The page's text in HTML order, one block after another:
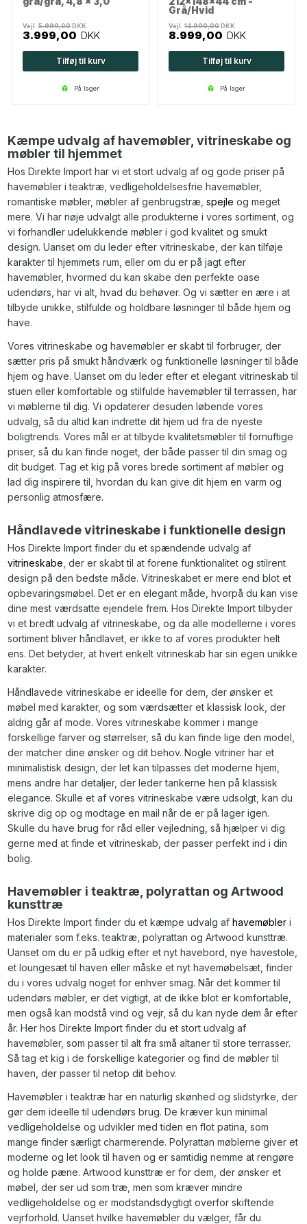
Vejl.5.999,00DKK
3.999,00 DKK
Tilføj til kurv
på lager
Grå/Hvid
Vejl.14.999,00DKK
8.999,00 DKK
Tilføj til kurv
på lager
Kæmpe udvalg af havemøbler, vitrineskabe og
møbler til hjemmet
Hos Direkte Import har vi et stort udvalg af og gode priser på
havemøbler i teaktræ, vedligeholdelsesfrie havemøbler,
romantiske møbler, møbler af genbrugstræ,spejle og meget
mere. Vi har nøje udvalgt alle produkterne i vores sortiment, og
vi forhandler udelukkende møbler i god kvalitet og smukt
design. Uanset om du leder efter vitrineskabe, der kan tilføje
karakter til hjemmets rum, eller om du er på jagt efter
havemøbler, hvormed du kan skabe den perfekte oase
udendørs, har vi alt, hvad du behøver. Og vi sætter en ære i at
tilbyde unikke, stilfulde og holdbare løsninger til både hjem og
have.
Vores vitrineskabe og havemøbler er skabt til forbruger, der
sætter pris på smukt håndværk og funktionelle løsninger til både
hjem og have. Uanset om du leder efter et elegant vitrineskab til
stuen eller komfortable og stilfulde havemøbler til terrassen, har
vi møblerne til dig. Vi opdaterer desuden løbende vores
udvalg, så du altid kan indrette dit hjem ud fra de nyeste
boligtrends. Vores mål er at tilbyde kvalitetsmøbler til fornuftige
priser, så du kan finde noget, der både passer til din smag og
dit budget. Tag et kig på vores brede sortiment af møbler og
lad dig inspirere til, hvordan du kan give dit hjem en varm og
personlig atmosfære.
Håndlavede vitrineskabe i funktionelle design
Hos Direkte Import finder du et spændende udvalg af
vitrineskabe , der er skabt til at forene funktionalitet og stilrent
design på den bedste måde. Vitrineskabet er mere end blot et
opbevaringsmøbel. Det er en elegant måde, hvorpå du kan vise
dine mest værdsatte ejendele frem. Hos Direkte Import tilbyder
vi et bredt udvalg af vitrineskabe, og da alle modellerne i vores
sortiment bliver håndlavet, er ikke to af vores produkter helt
ens. Det betyder, at hvert enkelt vitrineskab har sin egen unikke
karakter.
Håndlavede vitrineskabe er ideelle for dem, der ønsker et
møbel med karakter, og som værdsætter et klassisk look, der
aldrig går af mode. Vores vitrineskabe kommer i mange
forskellige farver og størrelser, så du kan finde lige den model,
der matcher dine ønsker og dit behov. Nogle vitriner har et
minimalistisk design, der let kan tilpasses det moderne hjem,
mens andre har detaljer, der leder tankerne hen på klassisk
elegance. Skulle et af vores vitrineskabe være udsolgt, kan du
skrive dig op og modtage en mail når de er på lager igen.
Skulle du have brug for råd eller vejledning, så hjælper vi dig
gerne med at finde et vitrineskab, der passer perfekt ind i din
bolig.
Havemøbler i teaktræ, polyrattan og Artwood
kunsttræ
Hos Direkte Import finder du et kæmpe udvalg afhavemøbler i
materialer som f.eks. teaktræ, polyrattan og Artwood kunsttræ.
Uanset om du er på udkig efter et nyt havebord, nye havestole,
et loungesæt til haven eller måske et nyt havemøbelsæt, finder
du i vores udvalg noget for enhver smag. Når det kommer til
udendørs møbler, er det vigtigt, at de ikke blot er komfortable,
men også kan modstå vind og vejr, så du kan nyde dem år efter
år. Her hos Direkte Import finder du et stort udvalg af
havemøbler, som passer til alt fra små altaner til store terrasser.
Så tag et kig i de forskellige kategorier og find de møbler til
haven, der passer til netop dit behov.
Havemøbler i teaktræ har en naturlig skønhed og slidstyrke, der
gør dem ideelle til udendørs brug. De kræver kun minimal
vedligeholdelse og udvikler med tiden en flot patina, som
mange finder særligt charmerende. Polyrattan møblerne giver et
moderne og let look til haven og er samtidig nemme at rengøre
og holde pæne. Artwood kunsttræ er for dem, der ønsker et
møbel, der ser ud som træ, men som kræver mindre
vedligeholdelse og er modstandsdygtigt overfor skiftende
vejrforhold. Uanset hvilke havemøbler du vælger, får du